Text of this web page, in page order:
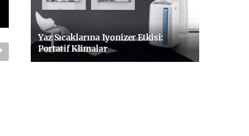
Yaz Sıcaklarına Iyonizer Etkisi:
Portatif Klimalar